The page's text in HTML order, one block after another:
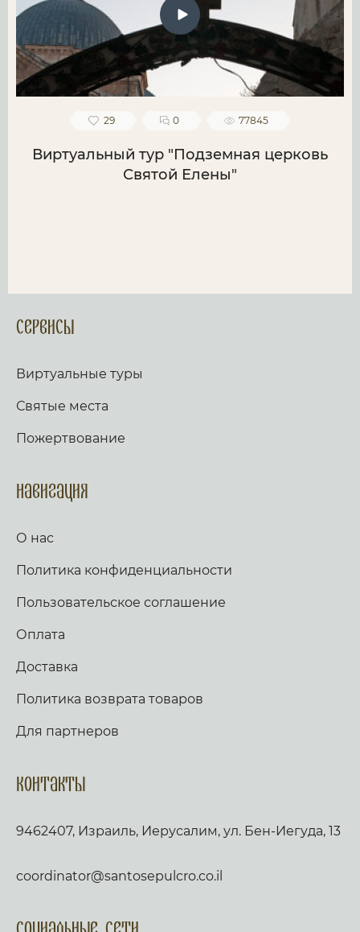
29 0 77845
Виртуальный тур "Подземная церковь
Святой Елены"
Сервисы
Виртуальные туры
Святые места
Пожертвование
Навигация
О нас
Политика конфиденциальности
Пользовательское соглашение
Оплата
Доставка
Политика возврата товаров
Для партнеров
Контакты
9462407, Израиль, Иерусалим, ул. Бен-Иегуда, 13
coordinator@santosepulcro.co.il